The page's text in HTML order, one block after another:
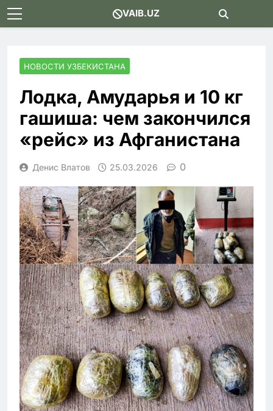
Skip
to
VAIB.UZ
НОВОСТИ УЗБЕКИСТАНА
Лодка, Амударья и 10 кг
гашиша: чем закончился
«рейс» из Афганистана
Денис Влатов 25.03.2026 0